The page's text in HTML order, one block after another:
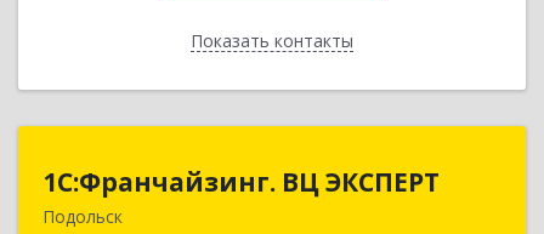
Показать контакты
Назад
1С:Франчайзинг. ВЦ ЭКСПЕРТ
Подольск
1С:Франчайзинг. ВЦ ЭКСПЕРТ